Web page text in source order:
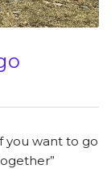
you want to go